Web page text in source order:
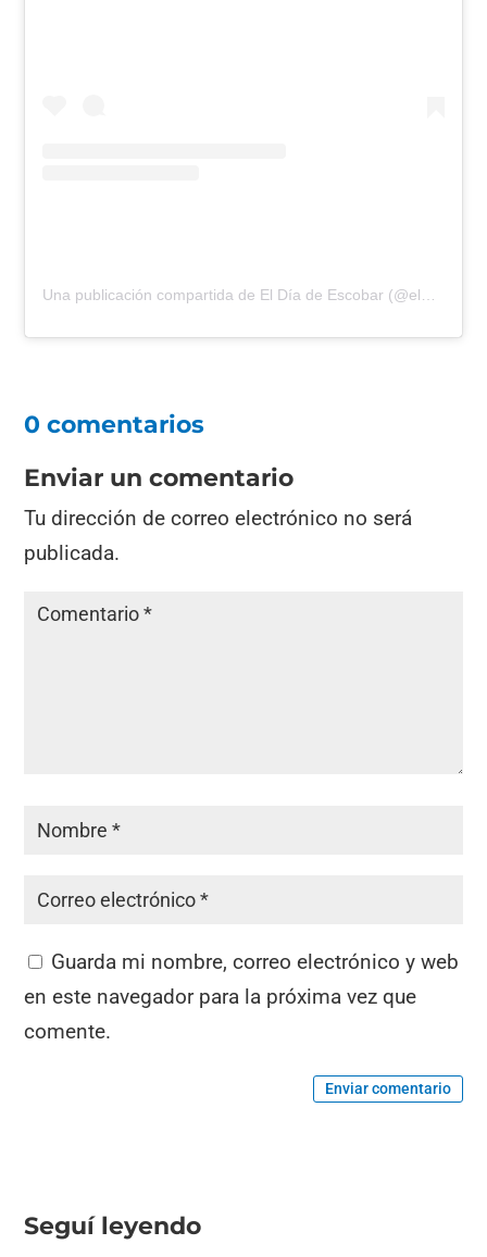
0 comentarios
Enviar un comentario
Tu dirección de correo electrónico no será
publicada.
Guarda mi nombre, correo electrónico y web
en este navegador para la próxima vez que
comente.
Enviar comentario
Seguí leyendo